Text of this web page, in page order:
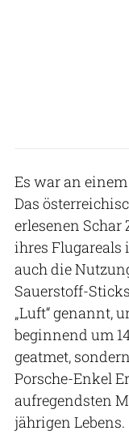
Es war an
Das
erlesenen
ihres Flugareals
auch die
Sauerstoff-
„Luft“ genannt,
beginnend um
geatmet,
Porsche-Enkel
aufregendsten
jährigen Lebens.